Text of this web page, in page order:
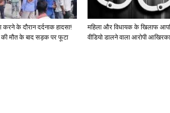
करने के दौरान दर्दनाक हादसा!
मौत के बाद सड़क पर फूटा
महिला और विधायक के खिलाफ
वीडियो डालने वाला आरोपी